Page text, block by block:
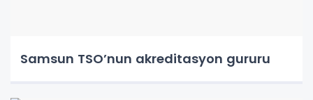
Samsun TSO’nun akreditasyon gururu